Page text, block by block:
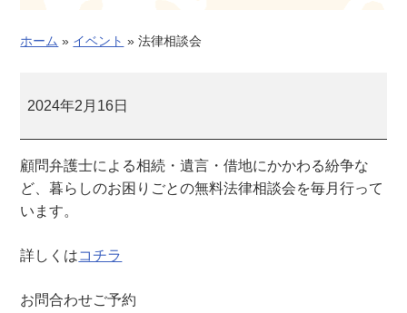
ホーム » イベント » 法律相談会
律
会
2024年2月16日
顧問弁護士による相続・遺言・借地にかかわる紛争な
ど、暮らしのお困りごとの無料法律相談会を毎月行って
います。
詳しくはコチラ
お問合わせご予約